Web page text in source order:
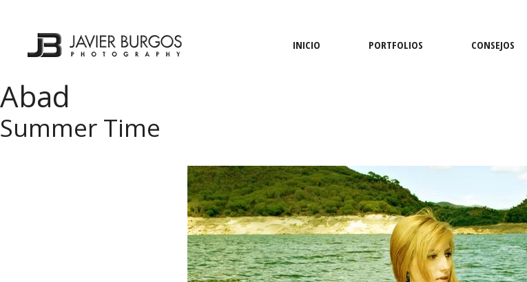
contenido
INICIO PORTFOLIOS CONSEJOS
Abad
Summer Time